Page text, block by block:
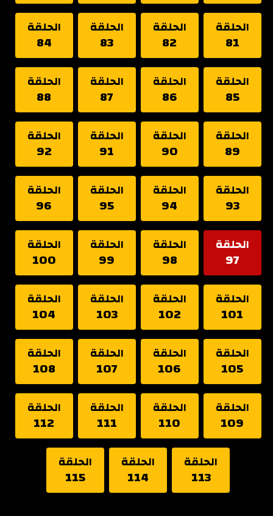
الحلقة
81
الحلقة
82
الحلقة
83
الحلقة
84
الحلقة
85
الحلقة
86
الحلقة
87
الحلقة
88
الحلقة
89
الحلقة
90
الحلقة
91
الحلقة
92
الحلقة
93
الحلقة
94
الحلقة
95
الحلقة
96
الحلقة
97
الحلقة
98
الحلقة
99
الحلقة
100
الحلقة
101
الحلقة
102
الحلقة
103
الحلقة
104
الحلقة
105
الحلقة
106
الحلقة
107
الحلقة
108
الحلقة
109
الحلقة
110
الحلقة
111
الحلقة
112
الحلقة
113
الحلقة
114
الحلقة
115